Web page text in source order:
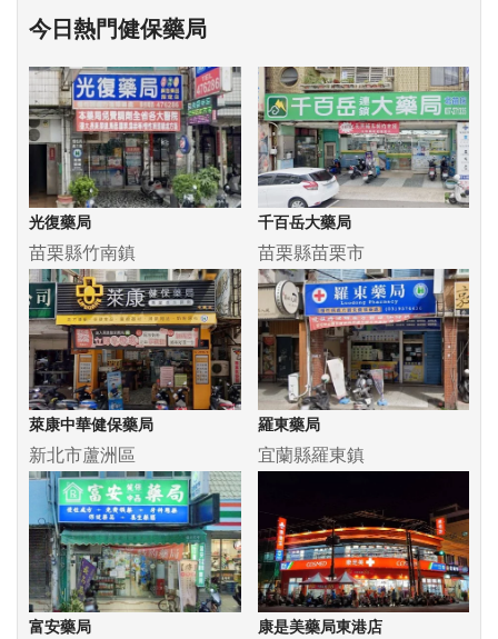
今日熱門健保藥局
光復藥局
苗栗縣竹南鎮
千百岳大藥局
苗栗縣苗栗市
萊康中華健保藥局
新北市蘆洲區
羅東藥局
宜蘭縣羅東鎮
富安藥局 康是美藥局東港店